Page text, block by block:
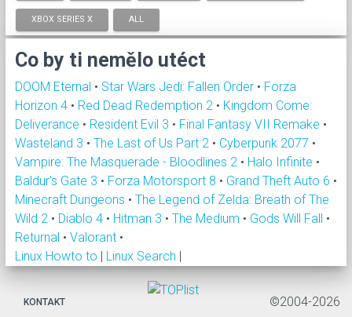
XBOX SERIES X ALL
Co by ti nemělo utéct
DOOM Eternal • Star Wars Jedi: Fallen Order • Forza
Horizon 4 • Red Dead Redemption 2 • Kingdom Come:
Deliverance • Resident Evil 3 • Final Fantasy VII Remake •
Wasteland 3 • The Last of Us Part 2 • Cyberpunk 2077 •
Vampire: The Masquerade - Bloodlines 2 • Halo Infinite •
Baldur's Gate 3 • Forza Motorsport 8 • Grand Theft Auto 6 •
Minecraft Dungeons • The Legend of Zelda: Breath of The
Wild 2 • Diablo 4 • Hitman 3 • The Medium • Gods Will Fall •
Returnal • Valorant •
Linux Howto to | Linux Search |
KONTAKT ©2004-2026